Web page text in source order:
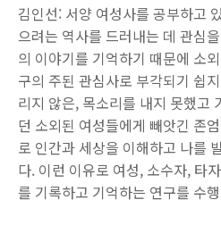
김인선: 서양 여성사를 공부하고
으려는 역사를 드러내는 데 관심
의 이야기를 기억하기 때문에 소
구의 주된 관심사로 부각되기 쉽
리지 않은, 목소리를 내지 못했고
던 소외된 여성들에게 빼앗긴 존
로 인간과 세상을 이해하고 나를
다. 이런 이유로 여성, 소수자, 타
를 기록하고 기억하는 연구를 수